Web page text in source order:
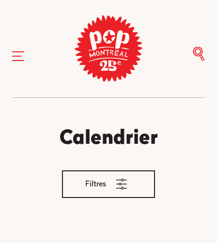
Calendrier
Filtres